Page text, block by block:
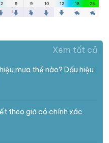
Xem tất cả
mưa thế nào? Dấu hiệu
theo giờ có chính xác